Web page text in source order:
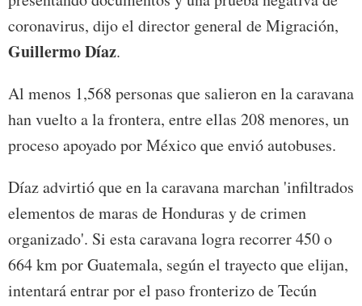
coronavirus, dijo el director general de Migración,
Guillermo Díaz.
Al menos 1,568 personas que salieron en la caravana
han vuelto a la frontera, entre ellas 208 menores, un
proceso apoyado por México que envió autobuses.
Díaz advirtió que en la caravana marchan 'infiltrados
elementos de maras de Honduras y de crimen
organizado'. Si esta caravana logra recorrer 450 o
664 km por Guatemala, según el trayecto que elijan,
intentará entrar por el paso fronterizo de Tecún